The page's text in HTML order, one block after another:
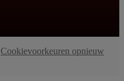
Cookievoorkeuren opnieuw